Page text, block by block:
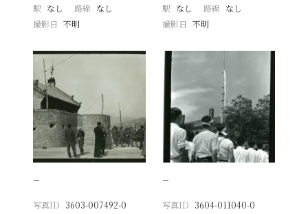
駅 なし 路線 なし
撮影日
不明
駅 なし 路線 なし
撮影日 不明
−
写真ID 3603-007492-0
−
写真ID 3604-011040-0